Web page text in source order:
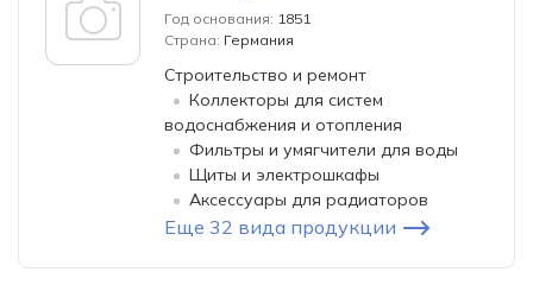
Год основания: 1851
Страна: Германия
Строительство и ремонт
Коллекторы для систем
водоснабжения и отопления
Фильтры и умягчители для воды
Щиты и электрошкафы
Аксессуары для радиаторов
Еще 32 вида продукции